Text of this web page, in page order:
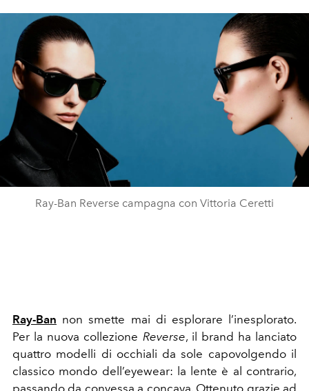
Ray-Ban Reverse campagna con Vittoria Ceretti
Ray-Ban non smette mai di esplorare l’inesplorato.
Per la nuova collezione Reverse, il brand ha lanciato
quattro modelli di occhiali da sole capovolgendo il
classico mondo dell’eyewear: la lente è al contrario,
passando da convessa a concava. Ottenuto grazie ad